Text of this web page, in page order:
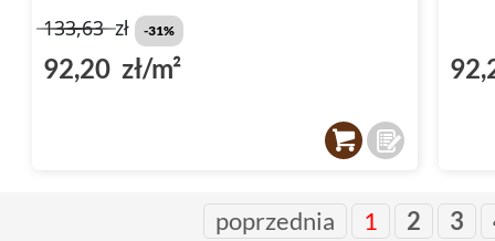
133,63zł -31%
92,20 zł/m²
poprzednia 1 2 3